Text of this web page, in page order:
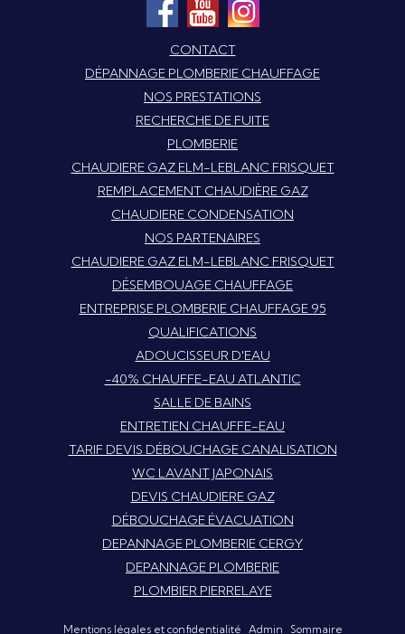
CONTACT
DÉPANNAGE PLOMBERIE CHAUFFAGE
NOS PRESTATIONS
RECHERCHE DE FUITE
PLOMBERIE
CHAUDIERE GAZ ELM-LEBLANC FRISQUET
REMPLACEMENT CHAUDIÈRE GAZ
CHAUDIERE CONDENSATION
NOS PARTENAIRES
CHAUDIERE GAZ ELM-LEBLANC FRISQUET
DÉSEMBOUAGE CHAUFFAGE
ENTREPRISE PLOMBERIE CHAUFFAGE 95
QUALIFICATIONS
ADOUCISSEUR D'EAU
-40% CHAUFFE-EAU ATLANTIC
SALLE DE BAINS
ENTRETIEN CHAUFFE-EAU
TARIF DEVIS DÉBOUCHAGE CANALISATION
WC LAVANT JAPONAIS
DEVIS CHAUDIERE GAZ
DÉBOUCHAGE ÉVACUATION
DEPANNAGE PLOMBERIE CERGY
DEPANNAGE PLOMBERIE
PLOMBIER PIERRELAYE
Mentions légales et confidentialité Admin Sommaire